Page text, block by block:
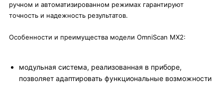
ручном и автоматизированном режимах гарантируют
точность и надежность результатов.
Особенности и преимущества модели OmniScan MX2:
модульная система, реализованная в приборе,
позволяет адаптировать функциональные возможности